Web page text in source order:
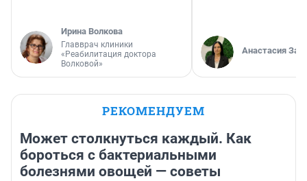
Ирина Волкова
Главврач клиники
«Реабилитация доктора
Волковой»
Анастасия
РЕКОМЕНДУЕМ
Может столкнуться каждый. Как
бороться с бактериальными
болезнями овощей — советы